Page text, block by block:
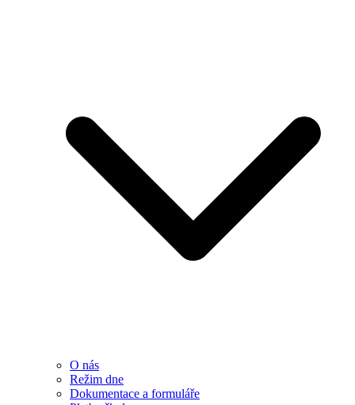
O nás
Režim dne
Dokumentace a formuláře